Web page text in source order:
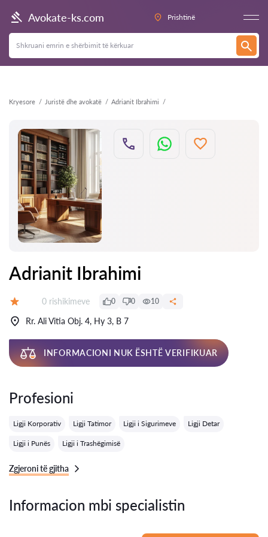
Avokate-ks.com Prishtinë
Kryesore Juristë dhe avokatë Adrianit Ibrahimi
Kthehu
Adrianit Ibrahimi
Rishikime:
0 rishikimeve 0 0 10
Rr. Ali Vitia Obj. 4, Hy 3, B 7
INFORMACIONI NUK ËSHTË VERIFIKUAR
Profesioni
Ligji Korporativ Ligji Tatimor Ligji i Sigurimeve Ligji Detar
Ligji i Punës Ligji i Trashëgimisë
Zgjeroni të gjitha
Informacion mbi specialistin